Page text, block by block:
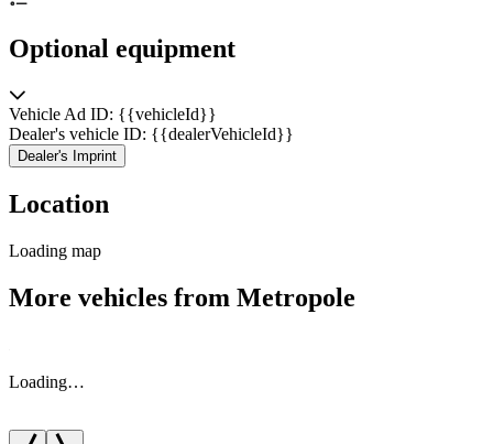
Optional equipment
Vehicle Ad ID: {{vehicleId}}
Dealer's vehicle ID: {{dealerVehicleId}}
Dealer's Imprint
Location
Loading map
More vehicles from Metropole
Loading…